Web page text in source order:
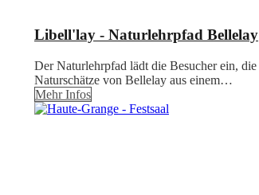
Libell'lay - Naturlehrpfad Bellelay
Der Naturlehrpfad lädt die Besucher ein, die
Naturschätze von Bellelay aus einem…
Mehr Infos